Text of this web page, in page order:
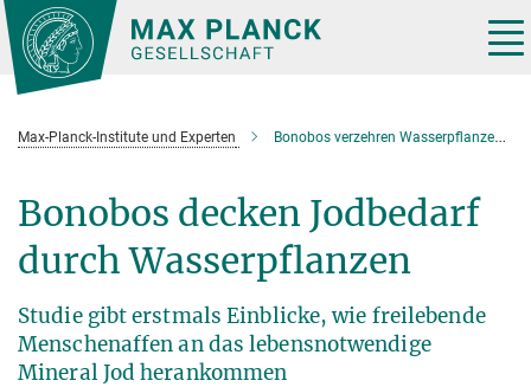
Hauptinhalt
Max-Planck-Institute und Experten Bonobos verzehren Wasserpflanzen um ihren Jodbedarf zu decken
Bonobos decken Jodbedarf
durch Wasserpflanzen
Studie gibt erstmals Einblicke, wie freilebende
Menschenaffen an das lebensnotwendige
Mineral Jod herankommen